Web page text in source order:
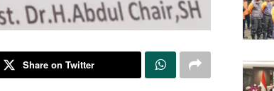
Share on Twitter